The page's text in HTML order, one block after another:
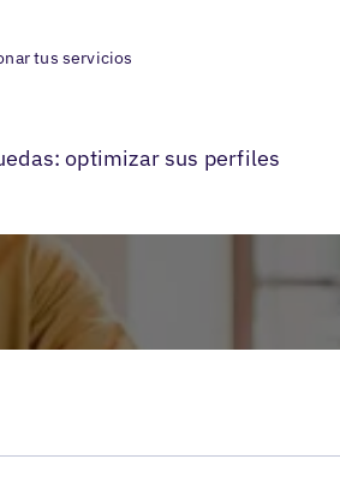
tus servicios
optimizar sus perfiles